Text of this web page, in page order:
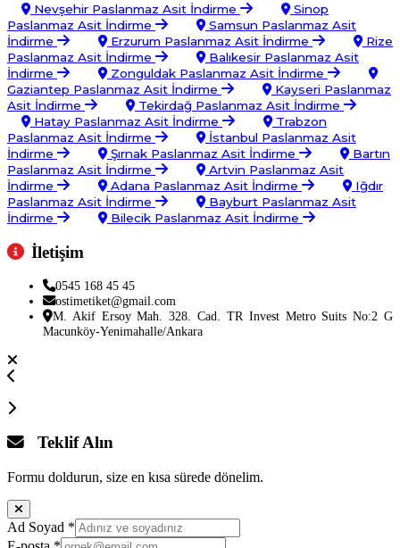
Nevşehir Paslanmaz Asit İndirme
Sinop
Paslanmaz Asit İndirme
Samsun Paslanmaz Asit
İndirme
Erzurum Paslanmaz Asit İndirme
Rize
Paslanmaz Asit İndirme
Balıkesir Paslanmaz Asit
İndirme
Zonguldak Paslanmaz Asit İndirme
Gaziantep Paslanmaz Asit İndirme
Kayseri Paslanmaz
Asit İndirme
Tekirdağ Paslanmaz Asit İndirme
Hatay Paslanmaz Asit İndirme
Trabzon
Paslanmaz Asit İndirme
İstanbul Paslanmaz Asit
İndirme
Şırnak Paslanmaz Asit İndirme
Bartın
Paslanmaz Asit İndirme
Artvin Paslanmaz Asit
İndirme
Adana Paslanmaz Asit İndirme
Iğdır
Paslanmaz Asit İndirme
Bayburt Paslanmaz Asit
İndirme
Bilecik Paslanmaz Asit İndirme
İletişim
0545 168 45 45
ostimetiket@gmail.com
M. Akif Ersoy Mah. 328. Cad. TR Invest Metro Suits No:2 G
Macunköy-Yenimahalle/Ankara
Teklif Alın
Formu doldurun, size en kısa sürede dönelim.
Ad Soyad *